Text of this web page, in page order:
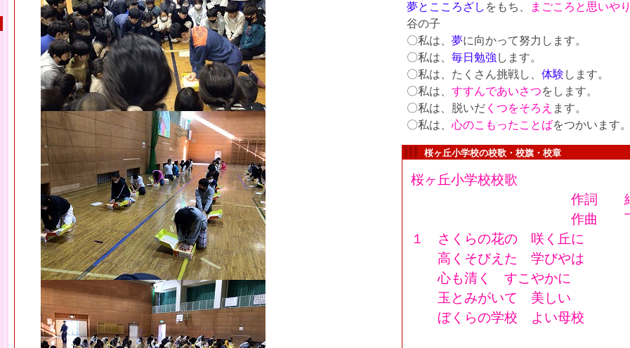
夢とこころざし をもち、 まごころと思いや
谷の子
〇私は、 夢に向かって努力します。
〇私は、 毎日勉強 します。
〇私は、たくさん挑戦し、 体験 します。
〇私は、 すすんであいさつをします。
〇私は、脱いだ くつをそろえ ます。
〇私は、 心のこもった ことばをつかいます
桜ヶ丘小学校の校歌・校旗・校章
桜ヶ丘小学校校歌
作詞 綱島
作曲 下総
１ さくらの花の 咲く丘に
高くそびえた 学びやは
心も清く すこやかに
玉とみがいて 美しい
ぼくらの学校 よい母校